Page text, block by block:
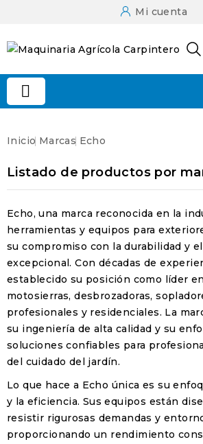
Mi cuenta

Inicio Marcas Echo
Listado de productos por
Echo, una marca reconocida en la
herramientas y equipos para
su compromiso con la durabilidad y
excepcional. Con décadas de
establecido su posición como líder
motosierras, desbrozadoras,
profesionales y residenciales. La
su ingeniería de alta calidad y su
soluciones confiables para
del cuidado del jardín.
Lo que hace a Echo única es su
y la eficiencia. Sus equipos están
resistir rigurosas demandas y
proporcionando un rendimiento